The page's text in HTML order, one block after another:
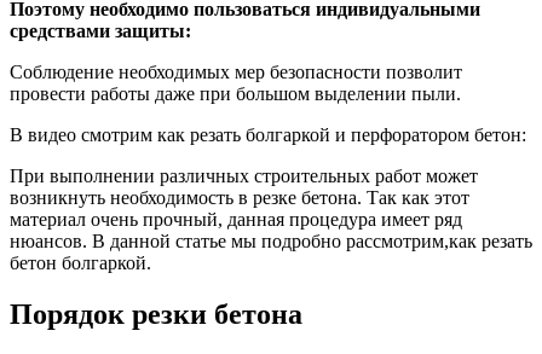
Поэтому необходимо пользоваться индивидуальными
средствами защиты:
Соблюдение необходимых мер безопасности позволит
провести работы даже при большом выделении пыли.
В видео смотрим как резать болгаркой и перфоратором бетон:
При выполнении различных строительных работ может
возникнуть необходимость в резке бетона. Так как этот
материал очень прочный, данная процедура имеет ряд
нюансов. В данной статье мы подробно рассмотрим,как резать
бетон болгаркой.
Порядок резки бетона